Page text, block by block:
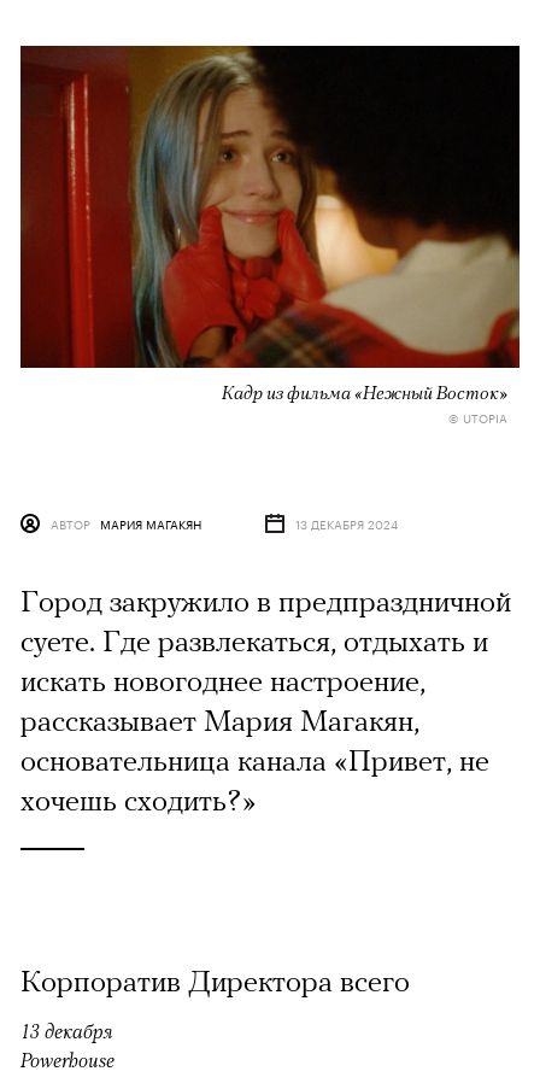
Кадр из фильма «Нежный Восток»
© UTOPIA
АВТОР МАРИЯ МАГАКЯН 13 ДЕКАБРЯ 2024
Город закружило в предпраздничной
суете. Где развлекаться, отдыхать и
искать новогоднее настроение,
рассказывает Мария Магакян,
основательница канала «Привет, не
хочешь сходить?»
Корпоратив Директора всего
13 декабря
Powerhouse